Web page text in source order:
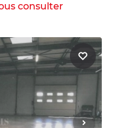
consulter